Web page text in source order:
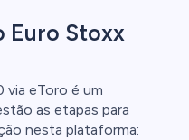
Euro Stoxx
via eToro é um
as etapas para
nesta plataforma: